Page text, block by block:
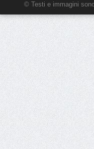
© Testi e immagini